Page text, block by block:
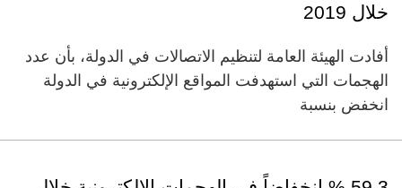
خلال 2019
أفادت الهيئة العامة لتنظيم الاتصالات في الدولة، بأن عدد
الهجمات التي استهدفت المواقع الإلكترونية في الدولة
انخفض بنسبة